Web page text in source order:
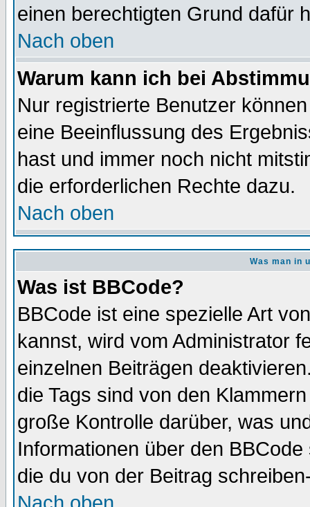
einen berechtigten Grund dafür
Nach oben
Warum kann ich bei
Nur registrierte Benutzer
eine Beeinflussung des
hast und immer noch nicht
die erforderlichen Rechte dazu.
Nach oben
Was man in
Was ist BBCode?
BBCode ist eine spezielle Art
kannst, wird vom Administrator
einzelnen Beiträgen
die Tags sind von den
große Kontrolle darüber, was
Informationen über den
die du von der Beitrag